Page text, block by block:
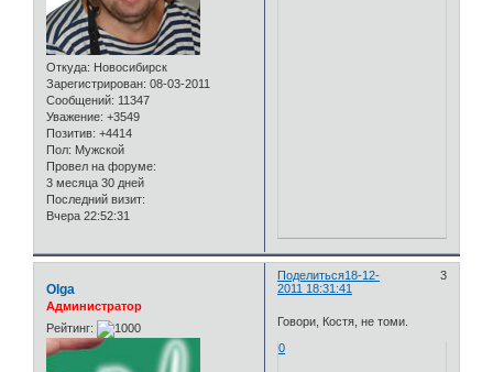
Откуда: Новосибирск
Зарегистрирован: 08-03-2011
Сообщений: 11347
Уважение: +3549
Позитив: +4414
Пол: Мужской
Провел на форуме:
3 месяца 30 дней
Последний визит:
Вчера 22:52:31
Поделиться 3
18-12-
2011 18:31:41
Olga
Администратор
Рейтинг:
Говори, Костя, не томи.
0